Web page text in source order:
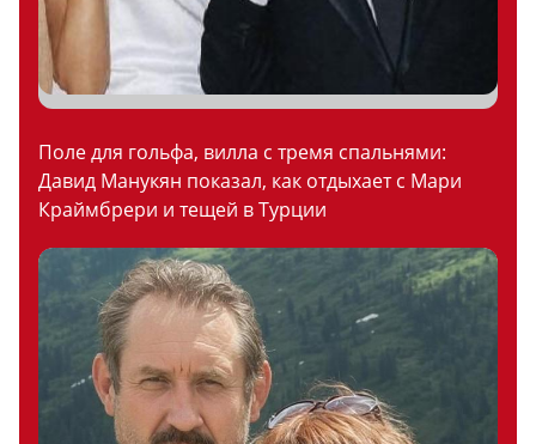
Поле для гольфа, вилла с тремя спальнями:
Давид Манукян показал, как отдыхает с Мари
Краймбрери и тещей в Турции